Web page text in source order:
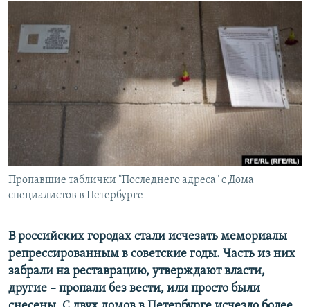
СИБИРЬ.РЕАЛИИ
РАСПИСАНИЕ ВЕЩАНИЯ
ПОДПИШИТЕСЬ НА РАССЫЛКУ
Пропавшие таблички "Последнего адреса" с Дома
специалистов в Петербурге
В российских городах стали исчезать мемориалы
репрессированным в советские годы. Часть из них
забрали на реставрацию, утверждают власти,
другие – пропали без вести, или просто были